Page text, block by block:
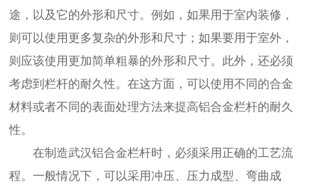
途，以及它的外形和尺寸。例如，如果用于室内装修，
则可以使用更多复杂的外形和尺寸；如果要用于室外，
则应该使用更加简单粗暴的外形和尺寸。此外，还必须
考虑到栏杆的耐久性。在这方面，可以使用不同的合金
材料或者不同的表面处理方法来提高铝合金栏杆的耐久
性。
在制造武汉铝合金栏杆时，必须采用正确的工艺流
程。一般情况下，可以采用冲压、压力成型、弯曲成